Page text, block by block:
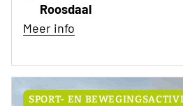
Roosdaal
Meer info
SPORT- EN